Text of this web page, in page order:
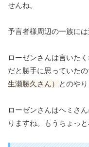
せんね。
予言者様周辺の一族に
ローゼンさんは言いた
だと勝手に思っていた
生瀬勝久さん）とのや
ローゼンさんはヘミさ
りますね。もうちょっ